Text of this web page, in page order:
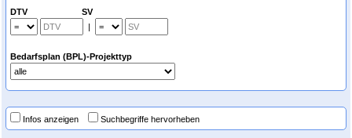
DTV SV
|
Bedarfsplan (BPL)-Projekttyp
Infos anzeigen Suchbegriffe hervorheben